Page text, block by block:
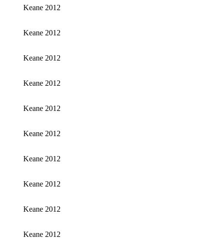
Keane 2012
Keane 2012
Keane 2012
Keane 2012
Keane 2012
Keane 2012
Keane 2012
Keane 2012
Keane 2012
Keane 2012